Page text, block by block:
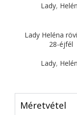
Lady,
Lady Heléna
28-éjfél
Lady,
Méretvétel